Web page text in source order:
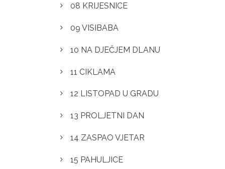
08 KRIJESNICE
09 VISIBABA
10 NA DJEČJEM DLANU
11 CIKLAMA
12 LISTOPAD U GRADU
13 PROLJETNI DAN
14 ZASPAO VJETAR
15 PAHULJICE